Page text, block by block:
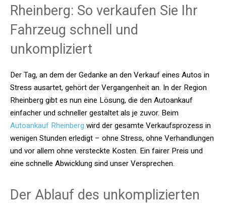
Rheinberg: So verkaufen Sie Ihr
Fahrzeug schnell und
unkompliziert
Der Tag, an dem der Gedanke an den Verkauf eines Autos in
Stress ausartet, gehört der Vergangenheit an. In der Region
Rheinberg gibt es nun eine Lösung, die den Autoankauf
einfacher und schneller gestaltet als je zuvor. Beim
Autoankauf Rheinberg wird der gesamte Verkaufsprozess in
wenigen Stunden erledigt – ohne Stress, ohne Verhandlungen
und vor allem ohne versteckte Kosten. Ein fairer Preis und
eine schnelle Abwicklung sind unser Versprechen.
Der Ablauf des unkomplizierten